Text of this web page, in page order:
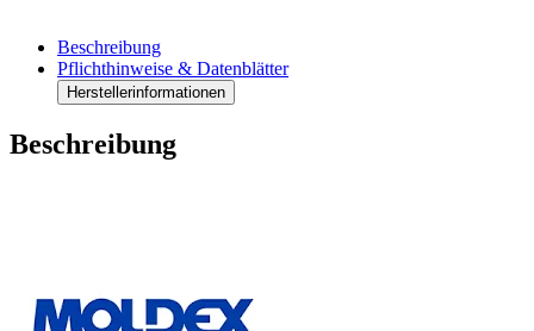
Beschreibung
Pflichthinweise & Datenblätter
Herstellerinformationen
Beschreibung